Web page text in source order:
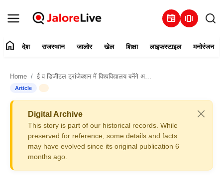
newspaper amp_stories
संपर्क करें
राजस्थान
home देश राजस्थान जालोर खेल शिक्षा लाइफस्टाइल मनोरंजन
Home ई व डिजीटल ट्रांजेक्शन में विश्वविद्यालय बनेंगे अग्रणी नायक, राज्यपाल ने राज्य में की पहल और किया आह्वान
Article
Digital Archive
This story is part of our historical records. While
preserved for reference, some details and facts
may have evolved since its original publication 6
months ago.